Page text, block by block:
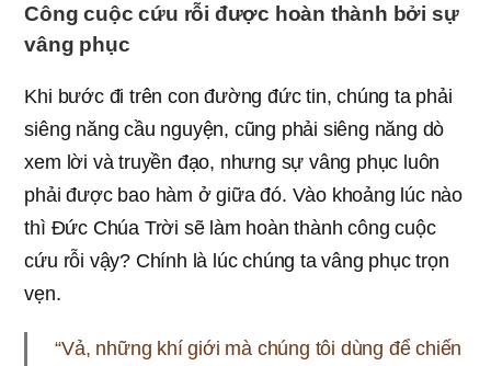
Công cuộc cứu rỗi được hoàn thành bởi sự
vâng phục
Khi bước đi trên con đường đức tin, chúng ta phải
siêng năng cầu nguyện, cũng phải siêng năng dò
xem lời và truyền đạo, nhưng sự vâng phục luôn
phải được bao hàm ở giữa đó. Vào khoảng lúc nào
thì Đức Chúa Trời sẽ làm hoàn thành công cuộc
cứu rỗi vậy? Chính là lúc chúng ta vâng phục trọn
vẹn.
“Vả, những khí giới mà chúng tôi dùng để chiến